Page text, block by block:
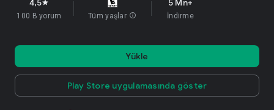
4,5star
100 B yorum Tüm yaşlar info
5 Mn+
İndirme
Yükle
Play Store uygulamasında göster